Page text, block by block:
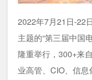
2022年7月21日-22
主题的“第三届中国
隆重举行，300+来
业高管、CIO、信